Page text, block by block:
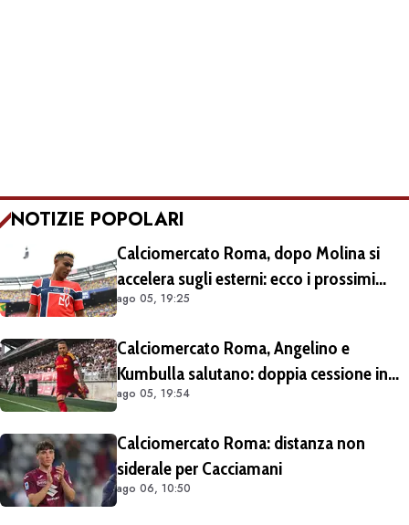
NOTIZIE POPOLARI
Calciomercato Roma, dopo Molina si
accelera sugli esterni: ecco i prossimi
obiettivi
ago 05, 19:25
Calciomercato Roma, Angelino e
Kumbulla salutano: doppia cessione in
Spagna
ago 05, 19:54
Calciomercato Roma: distanza non
siderale per Cacciamani
ago 06, 10:50